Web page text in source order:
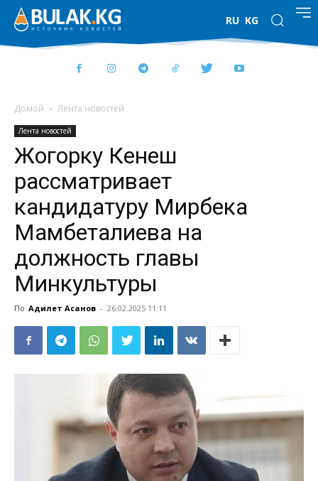
RU KG
Домой Лента новостей
Лента новостей
Жогорку Кенеш
рассматривает
кандидатуру Мирбека
Мамбеталиева на
должность главы
Минкультуры
По Адилет Асанов - 26.02.2025 11:11